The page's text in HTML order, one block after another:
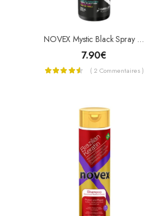
NOVEX Mystic Black Spray Démêlant
7.90€
( 2 Commentaires )